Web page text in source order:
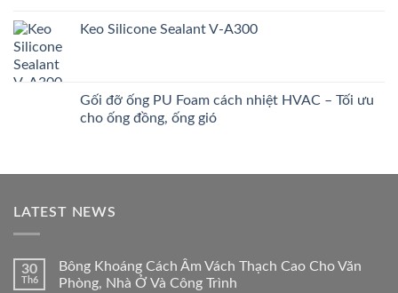
Keo Silicone Sealant V-A300
Gối đỡ ống PU Foam cách nhiệt HVAC – Tối ưu
cho ống đồng, ống gió
LATEST NEWS
30
Th6
Bông Khoáng Cách Âm Vách Thạch Cao Cho Văn
Phòng, Nhà Ở Và Công Trình